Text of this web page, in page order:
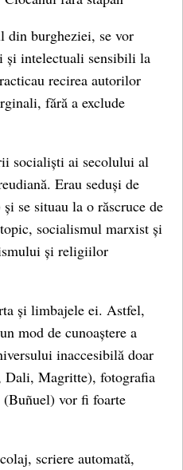
burgheziei, se vor
și intelectuali sensibili la
recirea autorilor
fără a exclude
socialiști ai secolului al
Erau seduși de
se situau la o răscruce de
socialismul marxist și
și religiilor
și limbajele ei. Astfel,
mod de cunoaștere a
inaccesibilă doar
Dali, Magritte), fotografia
vor fi foarte
scriere automată,